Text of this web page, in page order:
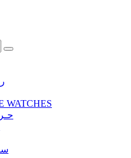
WATCHES